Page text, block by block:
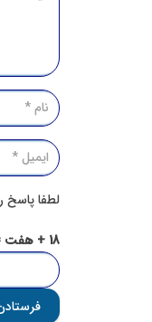
لطفا پاسخ
18 + هفت =